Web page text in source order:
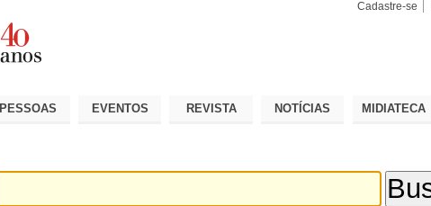
Cadastre-se
PESSOAS EVENTOS REVISTA NOTÍCIAS MIDIATECA